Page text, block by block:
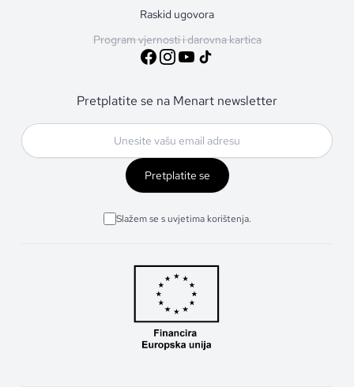
Raskid ugovora
Program vjernosti i darovna kartica
Pretplatite se na Menart newsletter
Pretplatite se
Slažem se s uvjetima korištenja.